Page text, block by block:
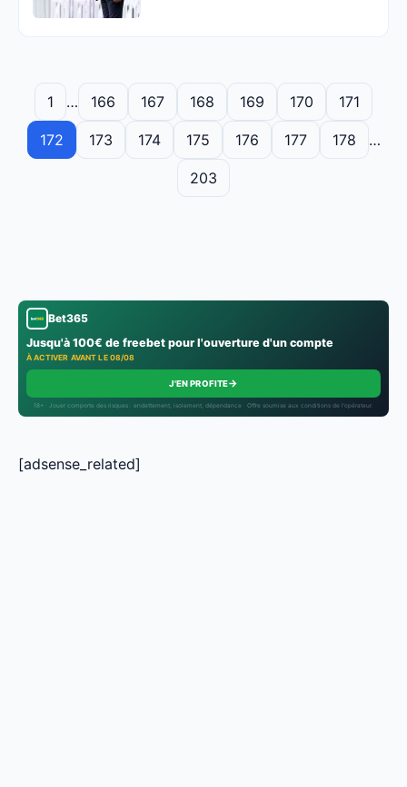
1 … 166 167 168 169 170 171
172 173 174 175 176 177 178 …
203
Bet365
Jusqu'à 100€ de freebet pour l'ouverture d'un compte
À ACTIVER AVANT LE 08/08
J'EN PROFITE→
18+ · Jouer comporte des risques : endettement, isolement, dépendance · Offre soumise aux conditions de l’opérateur.
[adsense_related]